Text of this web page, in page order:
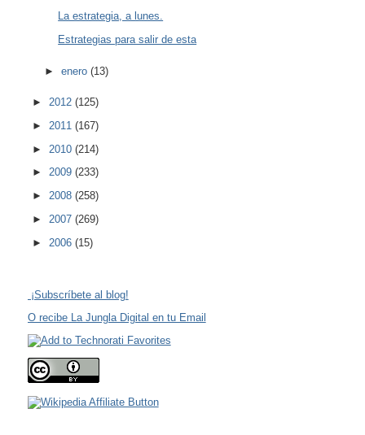
La estrategia, a lunes.
Estrategias para salir de esta
►enero(13)
► 2012 (125)
► 2011 (167)
► 2010 (214)
► 2009 (233)
► 2008 (258)
► 2007 (269)
► 2006 (15)
¡Subscríbete al blog!
O recibe La Jungla Digital en tu Email